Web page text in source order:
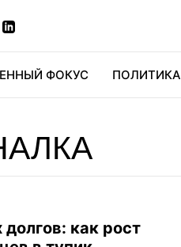
ФОКУС ПОЛИТИКА
как рост